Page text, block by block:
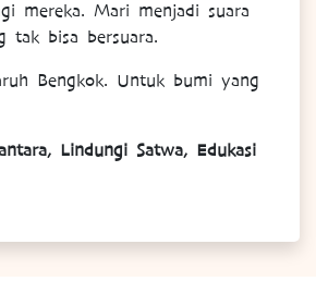
mereka. Mari menjadi suara
tak bisa bersuara.
Bengkok. Untuk bumi yang
Lindungi Satwa, Edukasi